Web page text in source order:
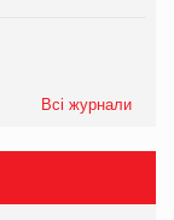
Всі журнали